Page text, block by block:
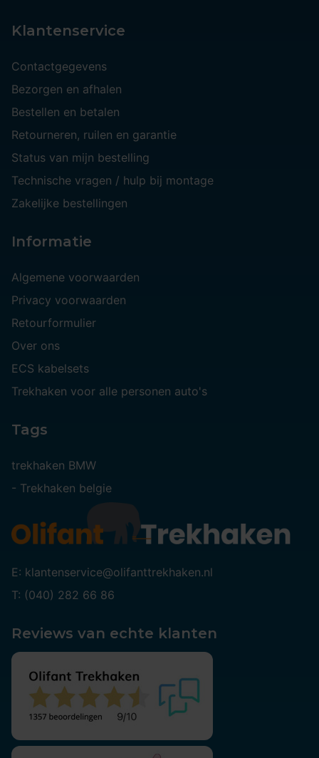
Klantenservice
Contactgegevens
Bezorgen en afhalen
Bestellen en betalen
Retourneren, ruilen en garantie
Status van mijn bestelling
Technische vragen / hulp bij montage
Zakelijke bestellingen
Informatie
Algemene voorwaarden
Privacy voorwaarden
Retourformulier
Over ons
ECS kabelsets
Trekhaken voor alle personen auto's
Tags
trekhaken BMW
- Trekhaken belgie
E: klantenservice@olifanttrekhaken.nl
T: (040) 282 66 86
Reviews van echte klanten